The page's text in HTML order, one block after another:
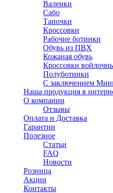
Валенки
Сабо
Тапочки
Кроссовки
Рабочие ботинки
Обувь из ПВХ
Кожаная обувь
Кроссовки
Полуботинки
C заключением
Наша продукция в
О компании
Отзывы
Оплата и Доставка
Гарантии
Полезное
Статьи
FAQ
Новости
Розница
Акции
Контакты